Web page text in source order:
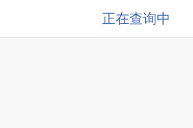
正在查询中